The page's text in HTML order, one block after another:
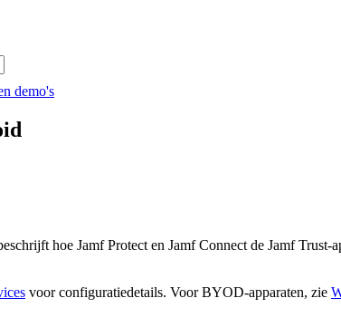
demo's
hoe Jamf Protect en Jamf Connect de Jamf
voor configuratiedetails. Voor BYOD-apparaten, zie